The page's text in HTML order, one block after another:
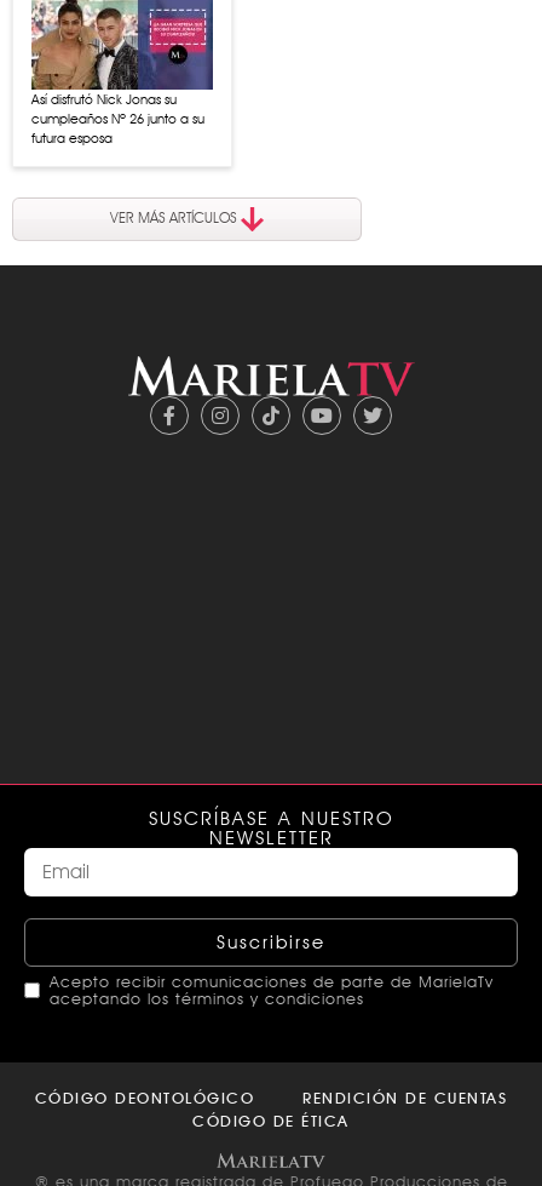
Así disfrutó Nick Jonas su
cumpleaños Nº 26 junto a su
futura esposa
VER MÁS ARTÍCULOS
SUSCRÍBASE A NUESTRO
NEWSLETTER
Suscribirse
Acepto recibir comunicaciones de parte de MarielaTv
aceptando los términos y condiciones
should
CÓDIGO DEONTOLÓGICO
RENDICIÓN DE CUENTAS
CÓDIGO DE ÉTICA
® es una marca registrada de Profuego Producciones de